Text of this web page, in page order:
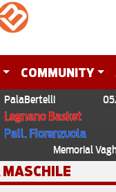
COMMUNITY
PalaBertelli
Legnano Basket
Pall. Fiorenzuola
Memorial